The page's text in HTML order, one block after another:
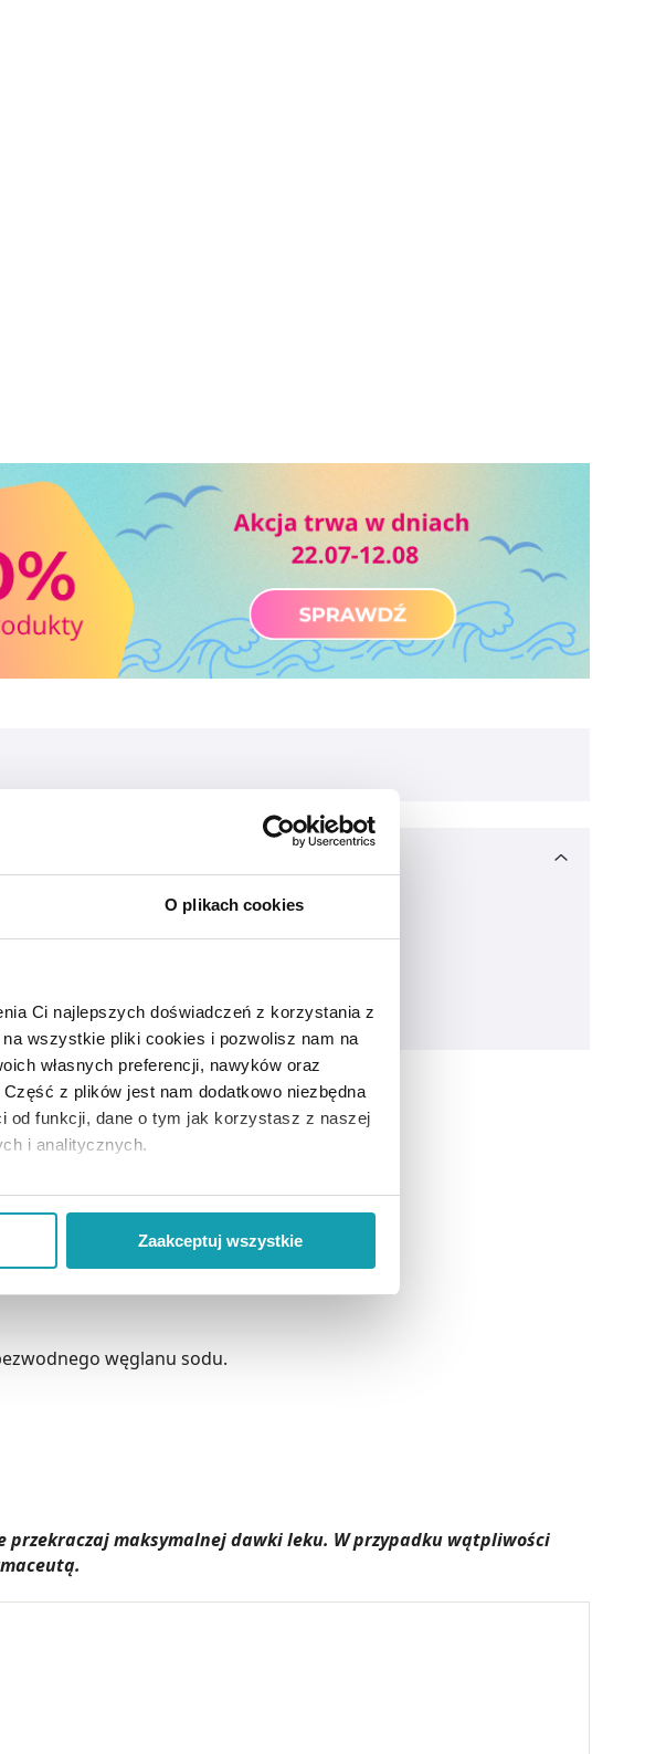
O plikach cookies
Ci najlepszych doświadczeń z korzystania z
na wszystkie pliki cookies i pozwolisz nam na
własnych preferencji, nawyków oraz
z plików jest nam dodatkowo niezbędna
od funkcji, dane o tym jak korzystasz z naszej
i analitycznych.
z którymi wiąże się zbieranie danych o
Zaakceptuj wszystkie
węglanu sodu.
przekraczaj maksymalnej dawki leku. W przypadku wątpliwości